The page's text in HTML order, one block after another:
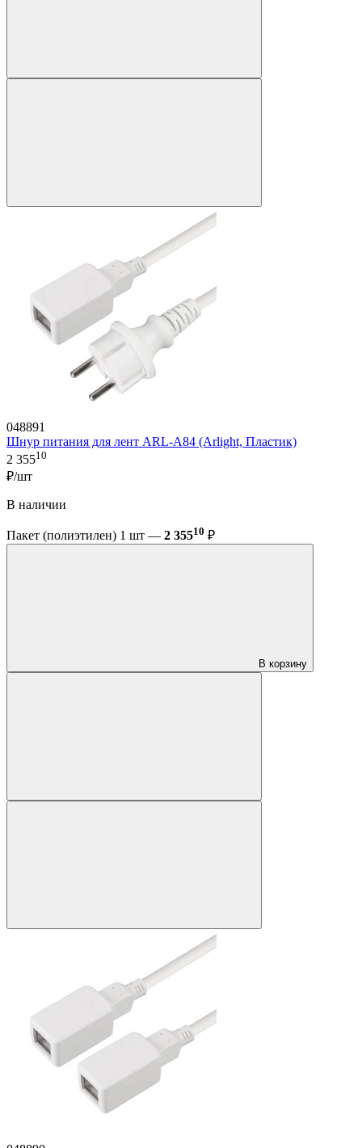
048891
Шнур питания для лент ARL-A84 (Arlight, Пластик)
2 35510
₽/шт
В наличии
Пакет (полиэтилен) 1 шт — 2 35510 ₽
В корзину